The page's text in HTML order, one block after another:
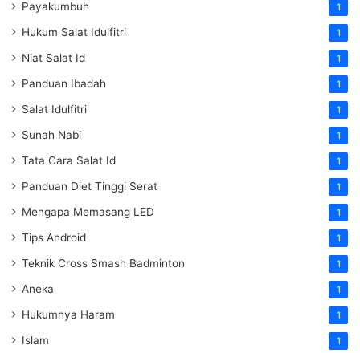
Payakumbuh 1
Hukum Salat Idulfitri 1
Niat Salat Id 1
Panduan Ibadah 1
Salat Idulfitri 1
Sunah Nabi 1
Tata Cara Salat Id 1
Panduan Diet Tinggi Serat 1
Mengapa Memasang LED 1
Tips Android 1
Teknik Cross Smash Badminton 1
Aneka 1
Hukumnya Haram 1
Islam 1